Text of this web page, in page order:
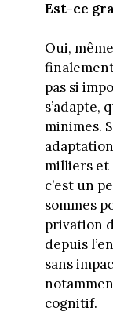
Est-ce
Oui,
pas si
s’adapte,
minimes.
milliers et
c’est un
sommes
privation
depuis
sans
cognitif.